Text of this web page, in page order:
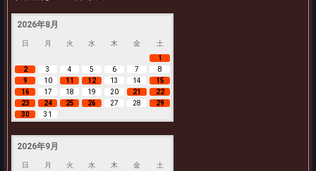
2026年8月
日 月 火 水 木 金
土
1
2
3 4 5 6 7
8
9
10 11 12 13 14
15
16
17 18 19 20 21
22
23
24 25 26 27 28
29
30
31
2026年9月
日 月 火 水 木 金
土